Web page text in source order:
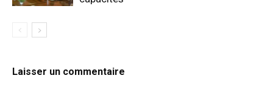
Laisser un commentaire